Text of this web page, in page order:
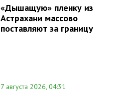
«Дышащую» пленку из
Астрахани массово
поставляют за границу
7 августа 2026, 04:31